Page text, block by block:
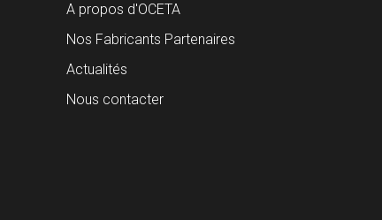
A propos d'OCETA
Nos Fabricants Partenaires
Actualités
Nous contacter